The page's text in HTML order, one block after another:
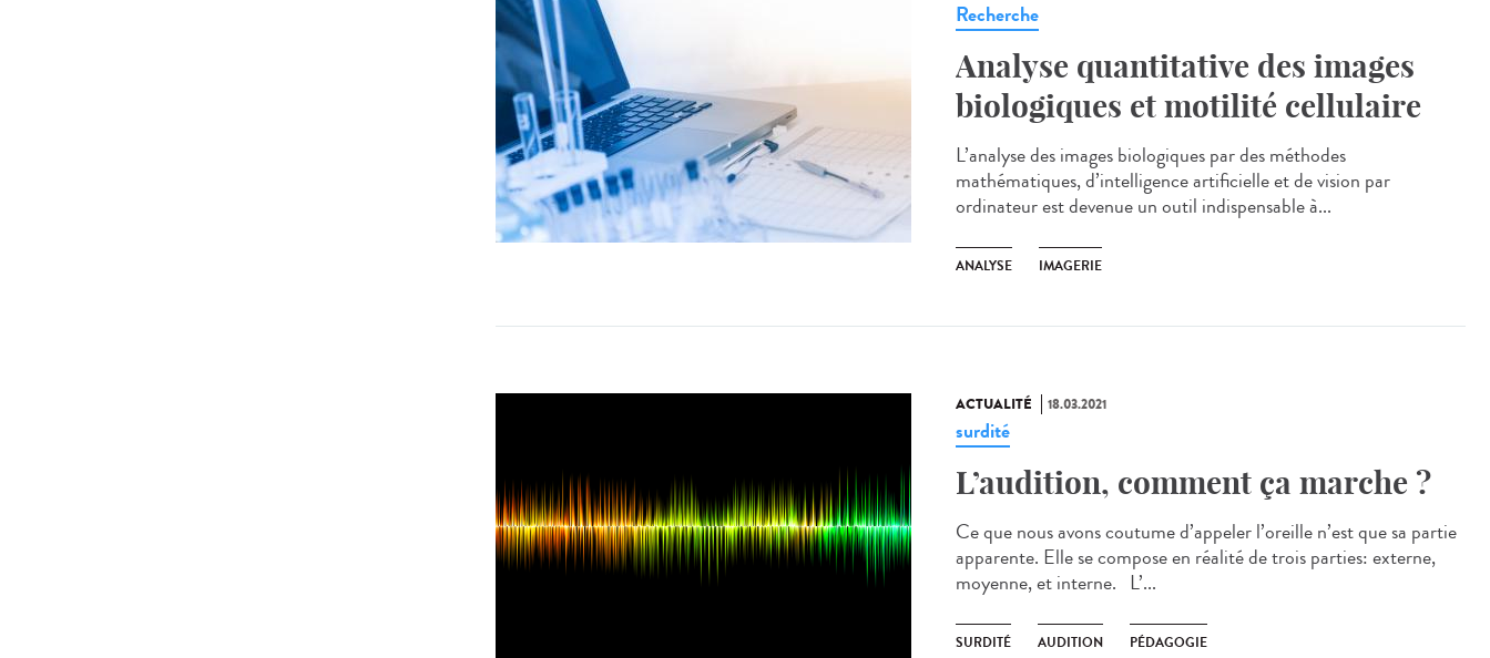
Recherche
Analyse quantitative des images
biologiques et motilité cellulaire
L’analyse des images biologiques par des méthodes
mathématiques, d’intelligence artificielle et de vision par
ordinateur est devenue un outil indispensable à...
ANALYSE IMAGERIE
ACTUALITÉ 18.03.2021
surdité
L’audition, comment ça marche ?
Ce que nous avons coutume d’appeler l’oreille n’est que sa partie
apparente. Elle se compose en réalité de trois parties: externe,
moyenne, et interne. L’...
SURDITÉ AUDITION PÉDAGOGIE